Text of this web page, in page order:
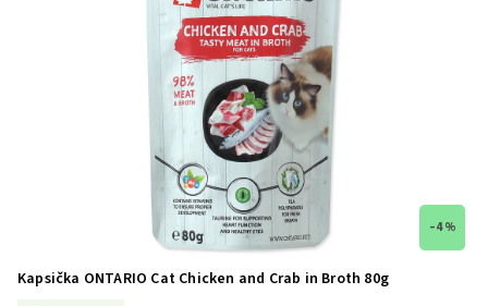
–4 %
Kapsička ONTARIO Cat Chicken and Crab in Broth 80g